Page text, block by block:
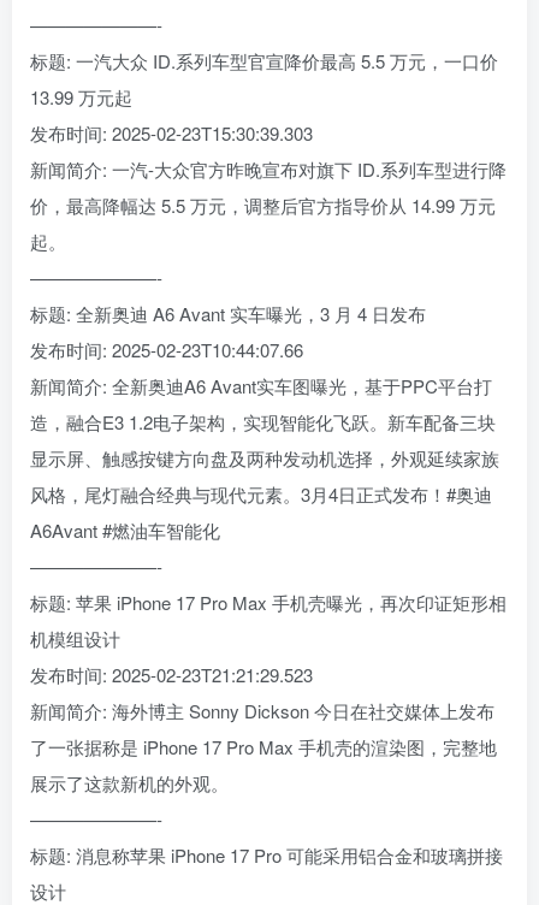
———————-
标题: 一汽大众 ID.系列车型官宣降价最高 5.5 万元，一口价
13.99 万元起
发布时间: 2025-02-23T15:30:39.303
新闻简介: 一汽-大众官方昨晚宣布对旗下 ID.系列车型进行降
价，最高降幅达 5.5 万元，调整后官方指导价从 14.99 万元
起。
———————-
标题: 全新奥迪 A6 Avant 实车曝光，3 月 4 日发布
发布时间: 2025-02-23T10:44:07.66
新闻简介: 全新奥迪A6 Avant实车图曝光，基于PPC平台打
造，融合E3 1.2电子架构，实现智能化飞跃。新车配备三块
显示屏、触感按键方向盘及两种发动机选择，外观延续家族
风格，尾灯融合经典与现代元素。3月4日正式发布！#奥迪
A6Avant #燃油车智能化
———————-
标题: 苹果 iPhone 17 Pro Max 手机壳曝光，再次印证矩形相
机模组设计
发布时间: 2025-02-23T21:21:29.523
新闻简介: 海外博主 Sonny Dickson 今日在社交媒体上发布
了一张据称是 iPhone 17 Pro Max 手机壳的渲染图，完整地
展示了这款新机的外观。
———————-
标题: 消息称苹果 iPhone 17 Pro 可能采用铝合金和玻璃拼接
设计